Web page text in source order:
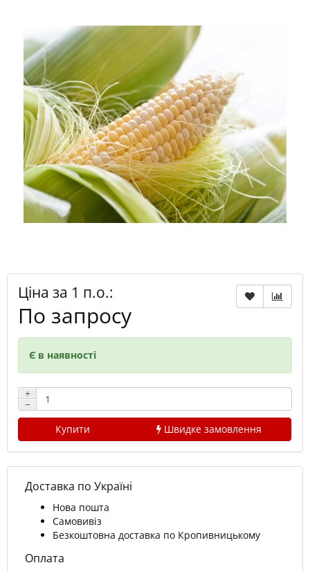
Ціна за 1 п.о.:
По запросу
Є в наявності
+
−
Купити
Швидке замовлення
Доставка по Україні
Нова пошта
Самовивіз
Безкоштовна доставка по Кропивницькому
Оплата